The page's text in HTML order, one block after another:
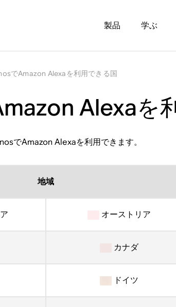
製品 学ぶ
でAmazon Alexaを利用できる国
Alexaを
でAmazon Alexaを利用できます。
地域
オーストリア
カナダ
ドイツ